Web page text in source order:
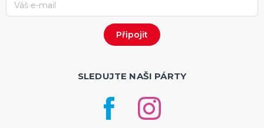
SLEDUJTE NAŠI PÁRTY